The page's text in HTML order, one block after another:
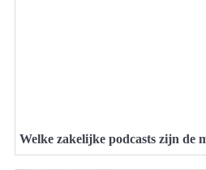
Welke zakelijke podcasts zijn de